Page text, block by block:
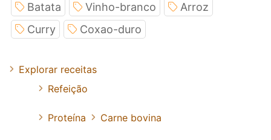
Batata Vinho-branco
Arroz
Curry
Coxao-duro
Explorar receitas
Refeição
Proteína Carne bovina